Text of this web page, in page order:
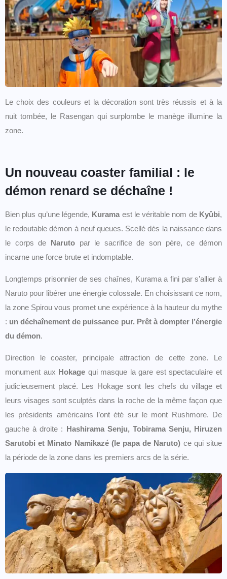
Le choix des couleurs et la décoration sont très réussis et à la
nuit tombée, le Rasengan qui surplombe le manège illumine la
zone.
Un nouveau coaster familial : le
démon renard se déchaîne !
Bien plus qu’une légende, Kurama est le véritable nom de Kyûbi,
le redoutable démon à neuf queues. Scellé dès la naissance dans
le corps de Narutopar le sacrifice de son père, ce démon
incarne une force brute et indomptable.
Longtemps prisonnier de ses chaînes, Kurama a fini par s’allier à
Naruto pour libérer une énergie colossale. En choisissant ce nom,
la zone Spirou vous promet une expérience à la hauteur du mythe
: un déchaînement de puissance pur. Prêt à dompter l’énergie
du démon.
Direction le coaster, principale attraction de cette zone. Le
monument aux Hokage qui masque la gare est spectaculaire et
judicieusement placé. Les Hokage sont les chefs du village et
leurs visages sont sculptés dans la roche de la même façon que
les présidents américains l’ont été sur le mont Rushmore. De
gauche à droite : Hashirama Senju, Tobirama Senju, Hiruzen
Sarutobi et Minato Namikazé (le papa de Naruto) ce qui situe
la période de la zone dans les premiers arcs de la série.